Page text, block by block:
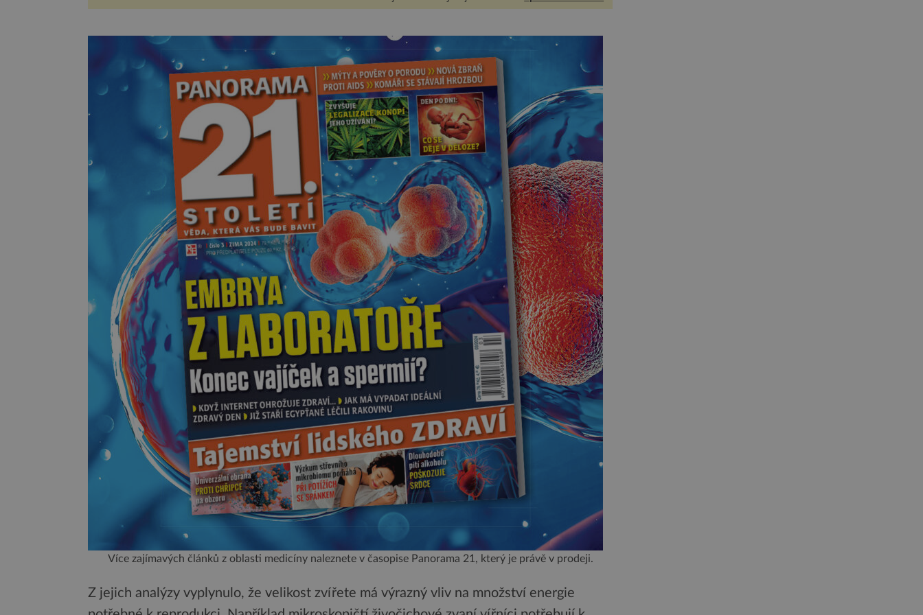
Více zajímavých článků z oblasti medicíny naleznete v časopise Panorama 21, který je právě v prodeji.
Z jejich analýzy vyplynulo, že velikost zvířete má výrazný vliv na množství energie